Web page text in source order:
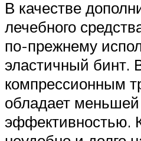
В качестве
лечебного
по-прежнему
эластичный бинт.
компрессионным
обладает меньшей
эффективностью.